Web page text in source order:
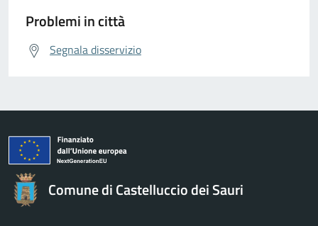
Problemi in città
Segnala disservizio
Comune di Castelluccio dei Sauri